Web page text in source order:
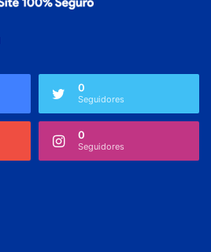
0
Seguidores
0
Seguidores